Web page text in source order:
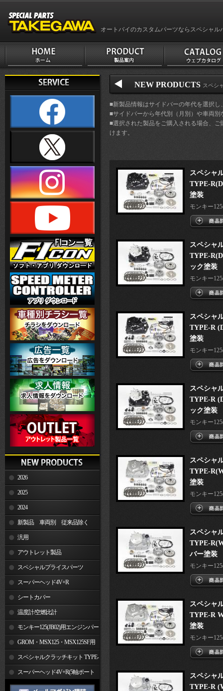
オートバイのカスタムパーツならスペシャル
2026
2025
2024
新製品 車両別 従来品除く
汎用
アウトレット製品
スペシャルプライスパーツ
スーパーヘッド4V+R
シートカバー
温度計/空燃比計
モンキー125(JB02)用エンジンパー
ツ GROM・MSX125・MSX125SF用
エンジンパーツ
スペシャルクラッチキット TYPE-
スーパーヘッド4V+R(5軸ポート
加工)
NEW PRODUCTS スペシ
■新製品情報はサイドバーの年代を選択
■サイドバーから年代別（月別）や車両
■選択された製品をご購入される場合、
けます。
スペシャ
TYPE-
塗装
モンキー
スペシャ
TYPE-
ック塗装
モンキー
スペシャ
TYPE-R
塗装
モンキー
スペシャ
TYPE-R
ック塗装
モンキー
スペシャ
TYPE-
塗装
モンキー
スペシャ
TYPE-
バー塗装
モンキー
スペシャ
TYPE-R
塗装
モンキー
スペシャ
TYPE-R